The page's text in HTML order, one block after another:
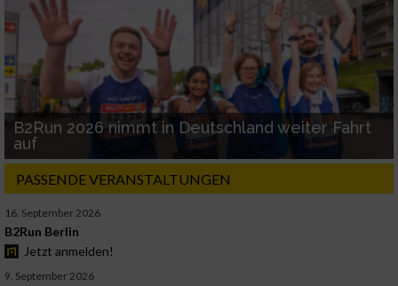
B2Run 2026 nimmt in Deutschland weiter Fahrt
auf
PASSENDE VERANSTALTUNGEN
16. September 2026
B2Run Berlin
Jetzt anmelden!
9. September 2026